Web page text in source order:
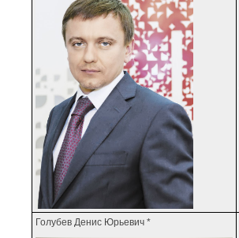
Голубев Денис Юрьевич *